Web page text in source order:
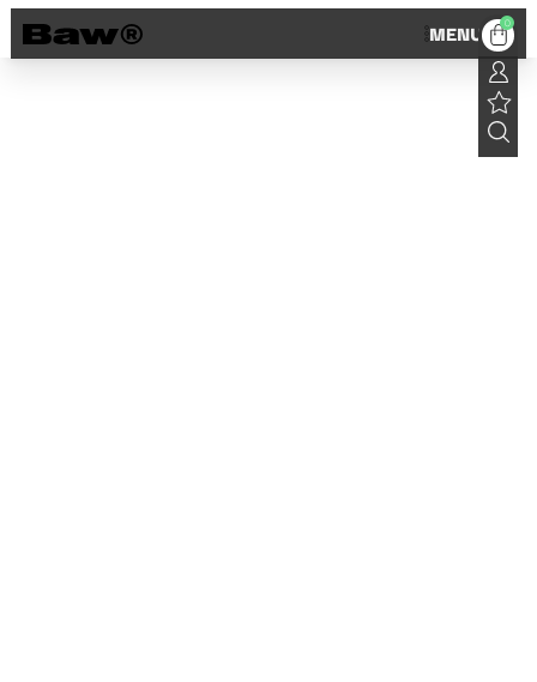
MENU 0